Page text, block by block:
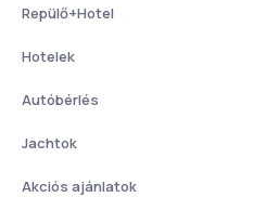
Repülő+Hotel
Hotelek
Autóbérlés
Jachtok
Akciós ajánlatok